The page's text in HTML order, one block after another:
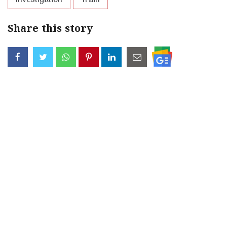
Share this story